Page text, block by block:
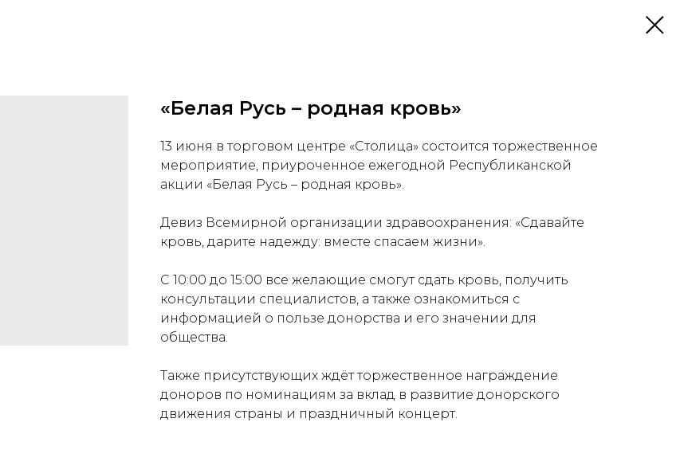
«Белая Русь – родная кровь»
13 июня в торговом центре «Столица» состоится торжественное
мероприятие, приуроченное ежегодной Республиканской
акции «Белая Русь – родная кровь».
Девиз Всемирной организации здравоохранения: «Сдавайте
кровь, дарите надежду: вместе спасаем жизни».
С 10:00 до 15:00 все желающие смогут сдать кровь, получить
консультации специалистов, а также ознакомиться с
информацией о пользе донорства и его значении для
общества.
Также присутствующих ждёт торжественное награждение
доноров по номинациям за вклад в развитие донорского
движения страны и праздничный концерт.